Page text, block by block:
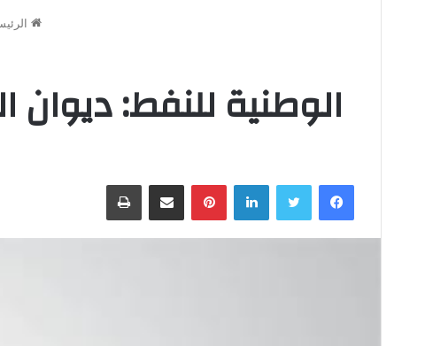
الوطنية للنفط:
فيسبوك تويتر لينكدإن بينتيريست مشاركة عبر البريد طباعة